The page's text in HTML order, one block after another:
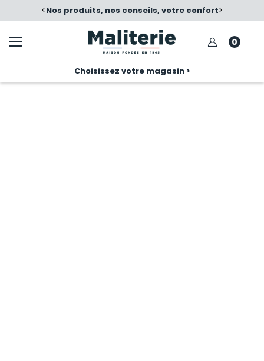
<
nos conseils, votre confort Satisfait ou échangé
>
0
Choisissez votre magasin >